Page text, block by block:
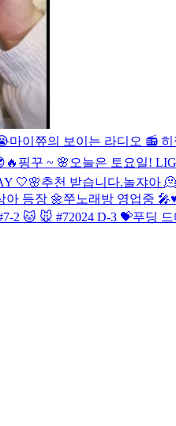
마이쮸의 보이는 라디오 📻 히
핑꾸 ~ 🌸 오늘은 토요일!
🤍🌸추천 받습니다.놀쟈아 🫠
아 등장 🌼쭈노래방 영업중
2 🐱 🐭 #72024 D-3 💝푸딩